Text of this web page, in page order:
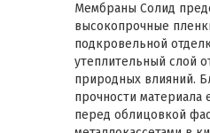
Мембраны Солид
высокопрочные
подкровельной
утеплительный слой
природных влияний.
прочности материала
перед облицовкой